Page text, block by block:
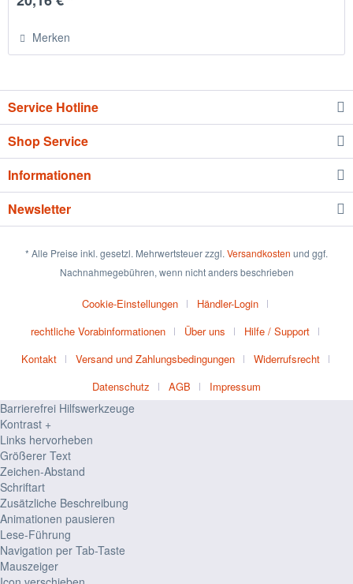
Merken
Service Hotline
Shop Service
Informationen
Newsletter
* Alle Preise inkl. gesetzl. Mehrwertsteuer zzgl. Versandkosten und ggf.
Nachnahmegebühren, wenn nicht anders beschrieben
Cookie-Einstellungen
Händler-Login
rechtliche Vorabinformationen
Über uns
Hilfe / Support
Kontakt
Versand und Zahlungsbedingungen
Widerrufsrecht
Datenschutz
AGB Impressum
Barrierefrei Hilfswerkzeuge
Kontrast +
Links hervorheben
Größerer Text
Zeichen-Abstand
Schriftart
Zusätzliche Beschreibung
Animationen pausieren
Lese-Führung
Navigation per Tab-Taste
Mauszeiger